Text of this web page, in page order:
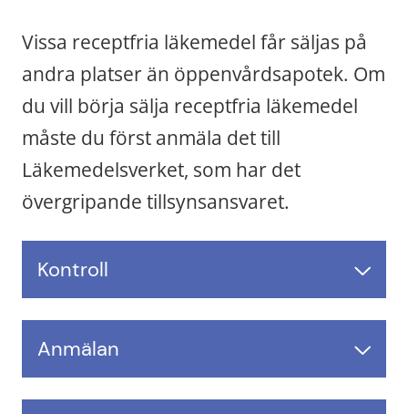
Vissa receptfria läkemedel får säljas på
andra platser än öppenvårdsapotek. Om
du vill börja sälja receptfria läkemedel
måste du först anmäla det till
Läkemedelsverket, som har det
övergripande tillsynsansvaret.
Kontroll
Anmälan